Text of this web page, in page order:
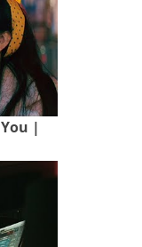
You |